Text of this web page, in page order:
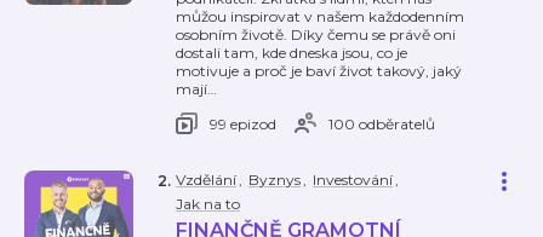
můžou inspirovat v našem každodenním
osobním životě. Díky čemu se právě oni
dostali tam, kde dneska jsou, co je
motivuje a proč je baví život takový, jaký
mají…
99 epizod
100 odběratelů
Vzdělání, Byznys, Investování,
Jak na to
FINANČNĚ GRAMOTNÍ
2.